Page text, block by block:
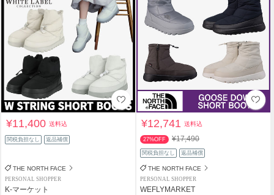
¥11,400送料込
関税負担なし 返品補償
THE NORTH FACE
PERSONAL SHOPPER
K-マーケット
¥12,741送料込
27%OFF ¥17,490
関税負担なし 返品補償
THE NORTH FACE
PERSONAL SHOPPER
WEFLYMARKET